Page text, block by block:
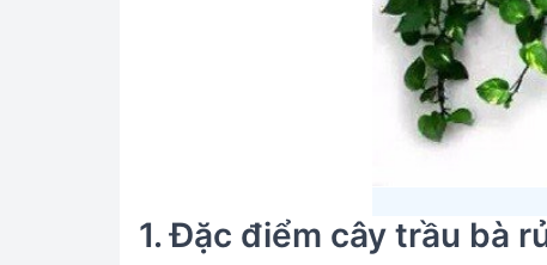
1. Đặc điểm cây trầu bà